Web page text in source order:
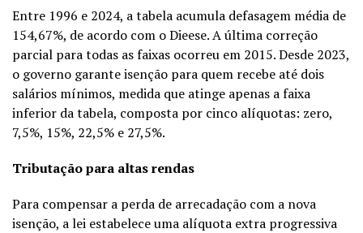
Entre 1996 e 2024, a tabela acumula defasagem média de
154,67%, de acordo com o Dieese. A última correção
parcial para todas as faixas ocorreu em 2015. Desde 2023,
o governo garante isenção para quem recebe até dois
salários mínimos, medida que atinge apenas a faixa
inferior da tabela, composta por cinco alíquotas: zero,
7,5%, 15%, 22,5% e 27,5%.
Tributação para altas rendas
Para compensar a perda de arrecadação com a nova
isenção, a lei estabelece uma alíquota extra progressiva